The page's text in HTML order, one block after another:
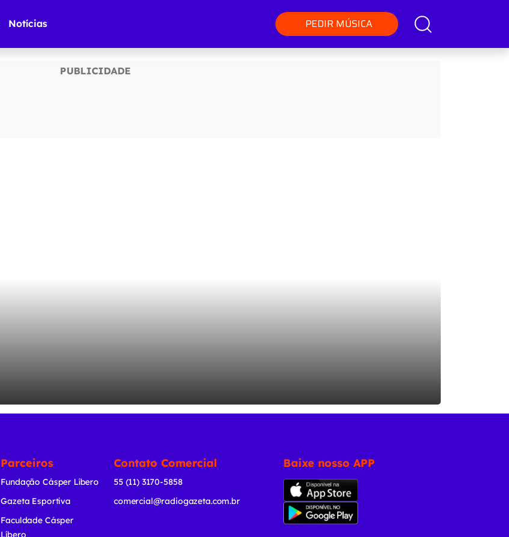
Notícias PEDIR MÚSICA
Parceiros
Fundação Cásper Líbero
Gazeta Esportiva
Faculdade Cásper
Líbero
Contato Comercial
55 (11) 3170-5858
comercial@radiogazeta.com.br
Baixe nosso APP